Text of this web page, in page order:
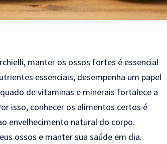
manter os ossos fortes é essencial
essenciais, desempenha um papel
de vitaminas e minerais fortalece a
isso, conhecer os alimentos certos é
envelhecimento natural do corpo.
ossos e manter sua saúde em dia.